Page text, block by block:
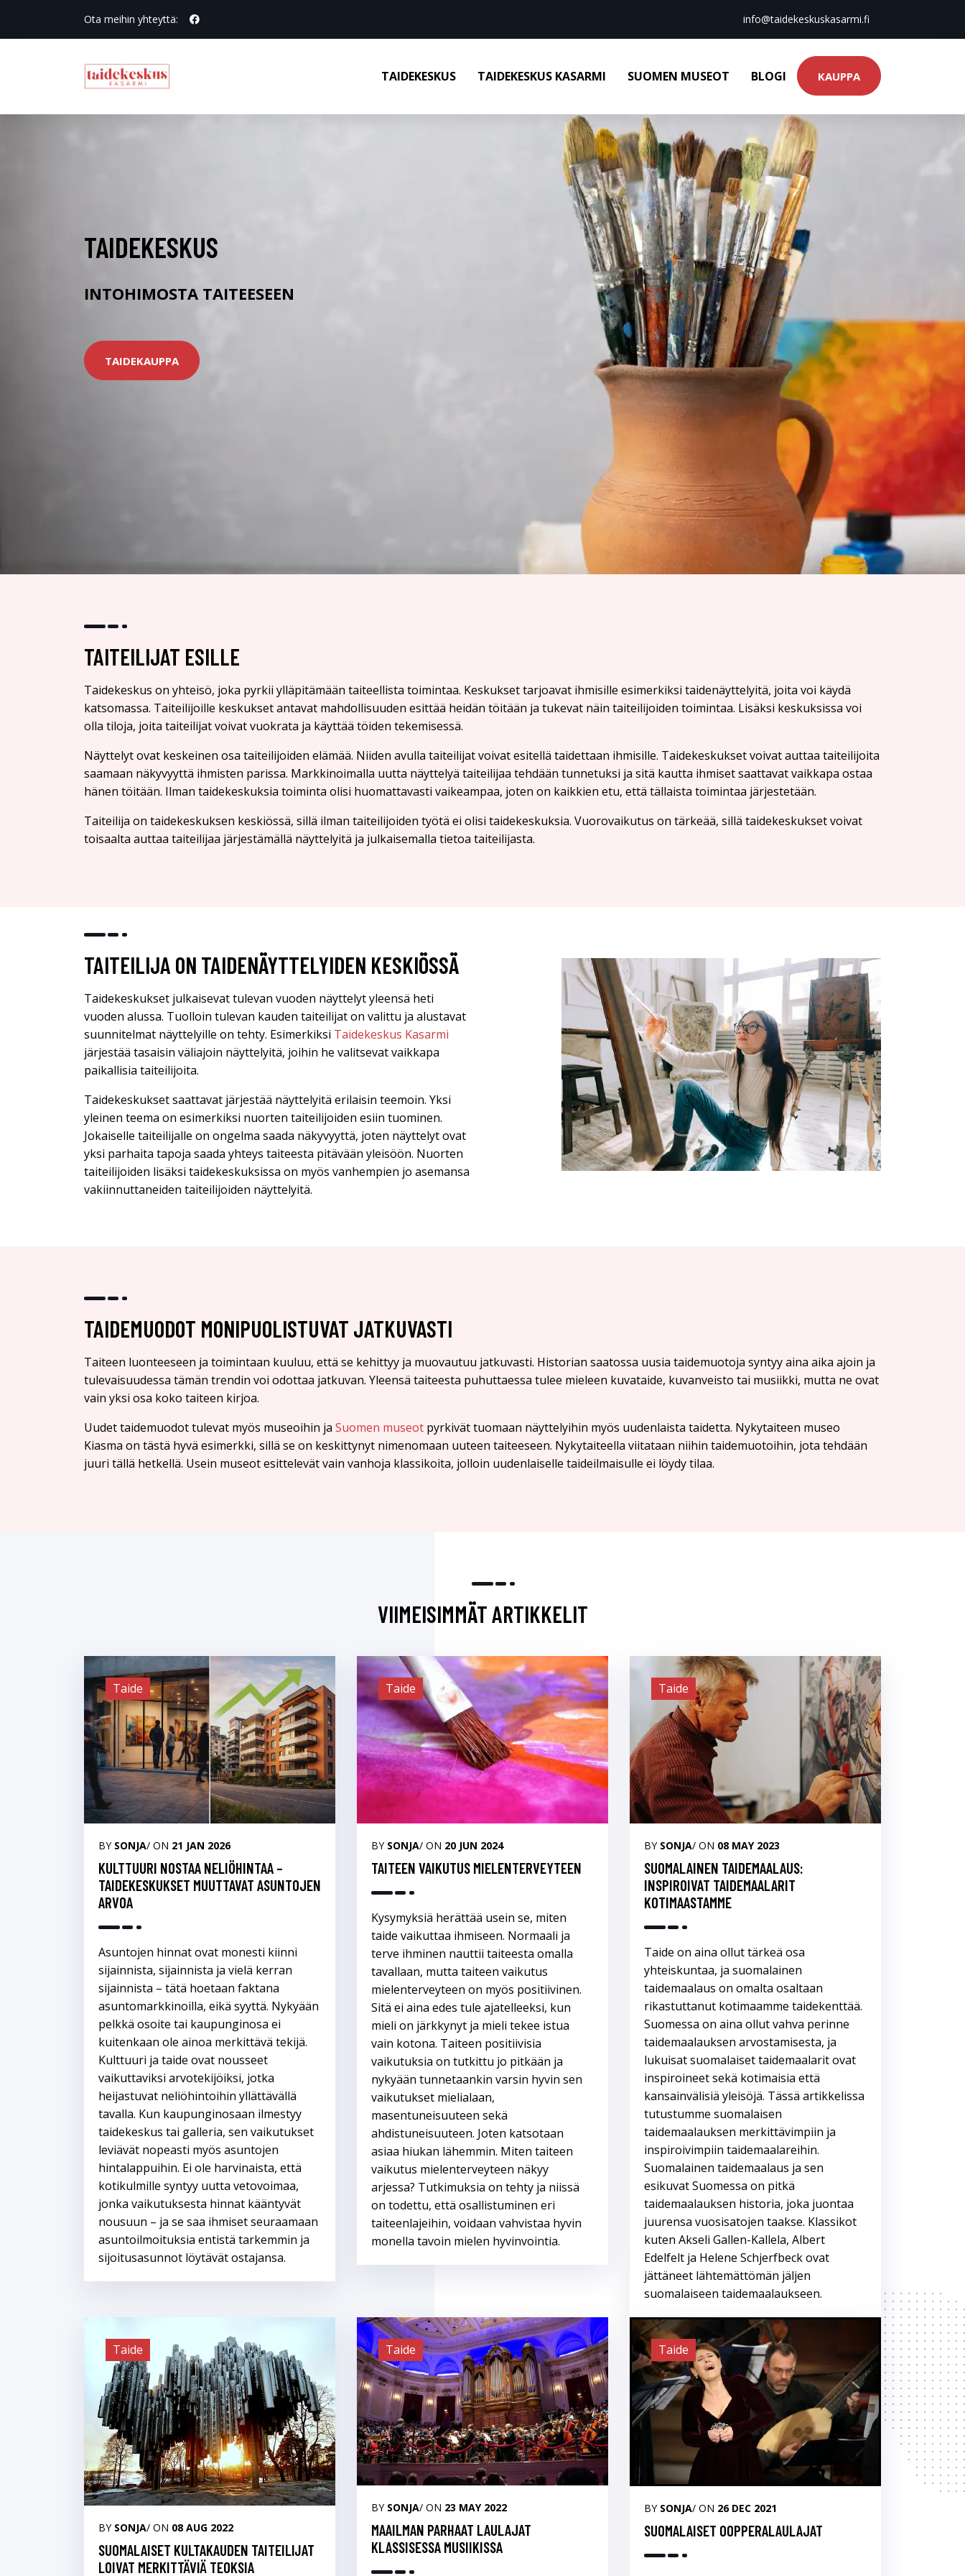
Ota meihin yhteyttä: info@taidekeskuskasarmi.fi
TAIDEKESKUS TAIDEKESKUS KASARMI SUOMEN MUSEOT BLOGI KAUPPA
TAIDEKESKUS
INTOHIMOSTA TAITEESEEN
TAIDEKAUPPA
TAITEILIJAT ESILLE
Taidekeskus on yhteisö, joka pyrkii ylläpitämään taiteellista toimintaa. Keskukset tarjoavat ihmisille esimerkiksi taidenäyttelyitä, joita voi käydä
katsomassa. Taiteilijoille keskukset antavat mahdollisuuden esittää heidän töitään ja tukevat näin taiteilijoiden toimintaa. Lisäksi keskuksissa voi
olla tiloja, joita taiteilijat voivat vuokrata ja käyttää töiden tekemisessä.
Näyttelyt ovat keskeinen osa taiteilijoiden elämää. Niiden avulla taiteilijat voivat esitellä taidettaan ihmisille. Taidekeskukset voivat auttaa taiteilijoita
saamaan näkyvyyttä ihmisten parissa. Markkinoimalla uutta näyttelyä taiteilijaa tehdään tunnetuksi ja sitä kautta ihmiset saattavat vaikkapa ostaa
hänen töitään. Ilman taidekeskuksia toiminta olisi huomattavasti vaikeampaa, joten on kaikkien etu, että tällaista toimintaa järjestetään.
Taiteilija on taidekeskuksen keskiössä, sillä ilman taiteilijoiden työtä ei olisi taidekeskuksia. Vuorovaikutus on tärkeää, sillä taidekeskukset voivat
toisaalta auttaa taiteilijaa järjestämällä näyttelyitä ja julkaisemalla tietoa taiteilijasta.
TAITEILIJA ON TAIDENÄYTTELYIDEN KESKIÖSSÄ
Taidekeskukset julkaisevat tulevan vuoden näyttelyt yleensä heti
vuoden alussa. Tuolloin tulevan kauden taiteilijat on valittu ja alustavat
suunnitelmat näyttelyille on tehty. Esimerkiksi Taidekeskus Kasarmi
järjestää tasaisin väliajoin näyttelyitä, joihin he valitsevat vaikkapa
paikallisia taiteilijoita.
Taidekeskukset saattavat järjestää näyttelyitä erilaisin teemoin. Yksi
yleinen teema on esimerkiksi nuorten taiteilijoiden esiin tuominen.
Jokaiselle taiteilijalle on ongelma saada näkyvyyttä, joten näyttelyt ovat
yksi parhaita tapoja saada yhteys taiteesta pitävään yleisöön. Nuorten
taiteilijoiden lisäksi taidekeskuksissa on myös vanhempien jo asemansa
vakiinnuttaneiden taiteilijoiden näyttelyitä.
TAIDEMUODOT MONIPUOLISTUVAT JATKUVASTI
Taiteen luonteeseen ja toimintaan kuuluu, että se kehittyy ja muovautuu jatkuvasti. Historian saatossa uusia taidemuotoja syntyy aina aika ajoin ja
tulevaisuudessa tämän trendin voi odottaa jatkuvan. Yleensä taiteesta puhuttaessa tulee mieleen kuvataide, kuvanveisto tai musiikki, mutta ne ovat
vain yksi osa koko taiteen kirjoa.
Uudet taidemuodot tulevat myös museoihin ja Suomen museot pyrkivät tuomaan näyttelyihin myös uudenlaista taidetta. Nykytaiteen museo
Kiasma on tästä hyvä esimerkki, sillä se on keskittynyt nimenomaan uuteen taiteeseen. Nykytaiteella viitataan niihin taidemuotoihin, jota tehdään
juuri tällä hetkellä. Usein museot esittelevät vain vanhoja klassikoita, jolloin uudenlaiselle taideilmaisulle ei löydy tilaa.
VIIMEISIMMÄT ARTIKKELIT
Taide
BY SONJA/ ON 21 JAN 2026
KULTTUURI NOSTAA NELIÖHINTAA –
TAIDEKESKUKSET MUUTTAVAT ASUNTOJEN
ARVOA
Asuntojen hinnat ovat monesti kiinni
sijainnista, sijainnista ja vielä kerran
sijainnista – tätä hoetaan faktana
asuntomarkkinoilla, eikä syyttä. Nykyään
pelkkä osoite tai kaupunginosa ei
kuitenkaan ole ainoa merkittävä tekijä.
Kulttuuri ja taide ovat nousseet
vaikuttaviksi arvotekijöiksi, jotka
heijastuvat neliöhintoihin yllättävällä
tavalla. Kun kaupunginosaan ilmestyy
taidekeskus tai galleria, sen vaikutukset
leviävät nopeasti myös asuntojen
hintalappuihin. Ei ole harvinaista, että
kotikulmille syntyy uutta vetovoimaa,
jonka vaikutuksesta hinnat kääntyvät
nousuun – ja se saa ihmiset seuraamaan
asuntoilmoituksia entistä tarkemmin ja
sijoitusasunnot löytävät ostajansa.
Taide
BY SONJA/ ON 20 JUN 2024
TAITEEN VAIKUTUS MIELENTERVEYTEEN
Kysymyksiä herättää usein se, miten
taide vaikuttaa ihmiseen. Normaali ja
terve ihminen nauttii taiteesta omalla
tavallaan, mutta taiteen vaikutus
mielenterveyteen on myös positiivinen.
Sitä ei aina edes tule ajatelleeksi, kun
mieli on järkkynyt ja mieli tekee istua
vain kotona. Taiteen positiivisia
vaikutuksia on tutkittu jo pitkään ja
nykyään tunnetaankin varsin hyvin sen
vaikutukset mielialaan,
masentuneisuuteen sekä
ahdistuneisuuteen. Joten katsotaan
asiaa hiukan lähemmin. Miten taiteen
vaikutus mielenterveyteen näkyy
arjessa? Tutkimuksia on tehty ja niissä
on todettu, että osallistuminen eri
taiteenlajeihin, voidaan vahvistaa hyvin
monella tavoin mielen hyvinvointia.
Taide
BY SONJA/ ON 08 MAY 2023
SUOMALAINEN TAIDEMAALAUS:
INSPIROIVAT TAIDEMAALARIT
KOTIMAASTAMME
Taide on aina ollut tärkeä osa
yhteiskuntaa, ja suomalainen
taidemaalaus on omalta osaltaan
rikastuttanut kotimaamme taidekenttää.
Suomessa on aina ollut vahva perinne
taidemaalauksen arvostamisesta, ja
lukuisat suomalaiset taidemaalarit ovat
inspiroineet sekä kotimaisia että
kansainvälisiä yleisöjä. Tässä artikkelissa
tutustumme suomalaisen
taidemaalauksen merkittävimpiin ja
inspiroivimpiin taidemaalareihin.
Suomalainen taidemaalaus ja sen
esikuvat Suomessa on pitkä
taidemaalauksen historia, joka juontaa
juurensa vuosisatojen taakse. Klassikot
kuten Akseli Gallen-Kallela, Albert
Edelfelt ja Helene Schjerfbeck ovat
jättäneet lähtemättömän jäljen
suomalaiseen taidemaalaukseen.
Taide
BY SONJA/ ON 08 AUG 2022
SUOMALAISET KULTAKAUDEN TAITEILIJAT
LOIVAT MERKITTÄVIÄ TEOKSIA
Taide
BY SONJA/ ON 23 MAY 2022
MAAILMAN PARHAAT LAULAJAT
KLASSISESSA MUSIIKISSA
Taide
BY SONJA/ ON 26 DEC 2021
SUOMALAISET OOPPERALAULAJAT